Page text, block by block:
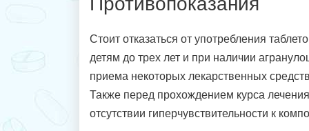
Стоит отказаться от употребления
детям до трех лет и при наличии
приема некоторых лекарственных
Также перед прохождением курса
отсутствии гиперчувствительности к